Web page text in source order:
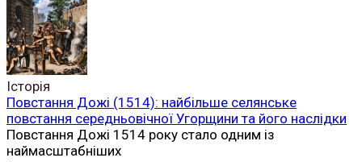
Історія
Повстання Дожі (1514): найбільше селянське
повстання середньовічної Угорщини та його наслідки
Повстання Дожі 1514 року стало одним із
наймасштабніших